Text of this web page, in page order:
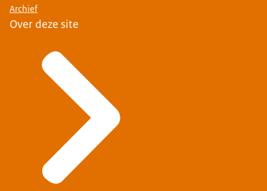
Archief
Over deze site